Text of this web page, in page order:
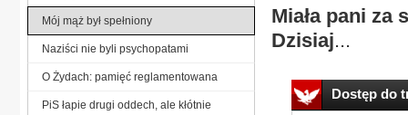
Miała pani za
Dzisiaj...
Dostęp do
Mój mąż był spełniony
Naziści nie byli psychopatami
O Żydach: pamięć reglamentowana
PiS łapie drugi oddech, ale kłótnie